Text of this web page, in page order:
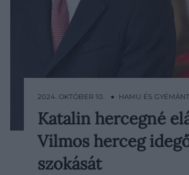
Katalin és Vilmos házassága
mint valaha, ám a
herceg idegesítő szokására,
2024. OKTÓBER 10. ● HAMU ÉS GYÉMÁNT
Katalin hercegné
Vilmos herceg
szokását